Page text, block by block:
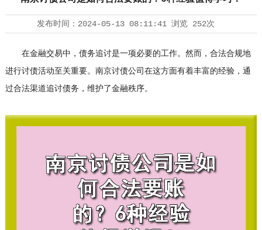
发布时间： 2024-05-13 08:11:41浏览 252次
在金融交易中，债务追讨是一项必要的工作。然而，合法合规地
进行讨债活动至关重要。南京讨债公司 在这方面有着丰富的经验，通
过合法渠道追讨债务，维护了金融秩序。